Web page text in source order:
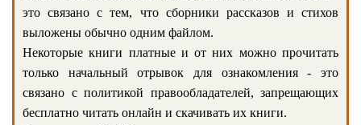
это связано с тем, что сборники рассказов и стихов
выложены обычно одним файлом.
Некоторые книги платные и от них можно прочитать
только начальный отрывок для ознакомления - это
связано с политикой правообладателей, запрещающих
бесплатно читать онлайн и скачивать их книги.